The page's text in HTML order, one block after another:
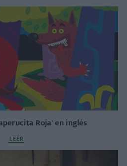
Roja' en inglés
LEER